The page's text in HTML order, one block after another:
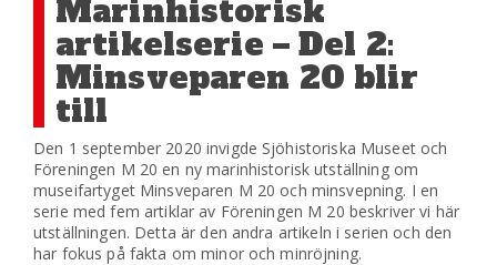
Marinhistorisk
artikelserie – Del 2:
Minsveparen 20 blir
till
Den 1 september 2020 invigde Sjöhistoriska Museet och
Föreningen M 20 en ny marinhistorisk utställning om
museifartyget Minsveparen M 20 och minsvepning. I en
serie med fem artiklar av Föreningen M 20 beskriver vi här
utställningen. Detta är den andra artikeln i serien och den
har fokus på fakta om minor och minröjning.